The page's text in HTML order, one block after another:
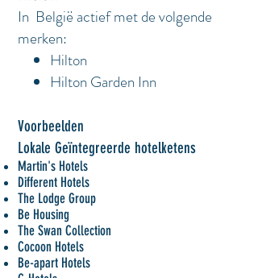
In België actief met de volgende
merken:
Hilton
Hilton Garden Inn
Voorbeelden
Lokale Geïntegreerde hotelketens
Martin's Hotels
Different Hotels
The Lodge Group
Be Housing
The Swan Collection
Cocoon Hotels
Be-apart Hotels